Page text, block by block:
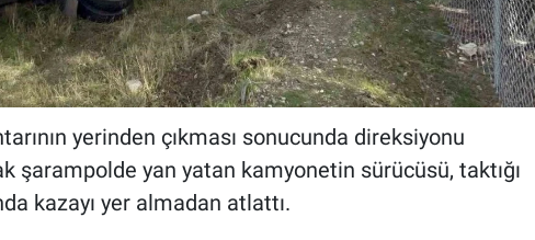
yerinden çıkması sonucunda direksiyonu
şarampolde yan yatan kamyonetin sürücüsü, taktığı
kazayı yer almadan atlattı.